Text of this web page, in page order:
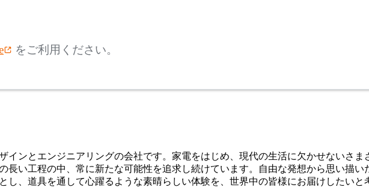
をご利用ください。
インとエンジニアリングの会社です。家電をはじめ、現代の生活に欠かせないさ
長い工程の中、常に新たな可能性を追求し続けています。自由な発想から思い描
し、道具を通して心躍るような素晴らしい体験を、世界中の皆様にお届けしたいと